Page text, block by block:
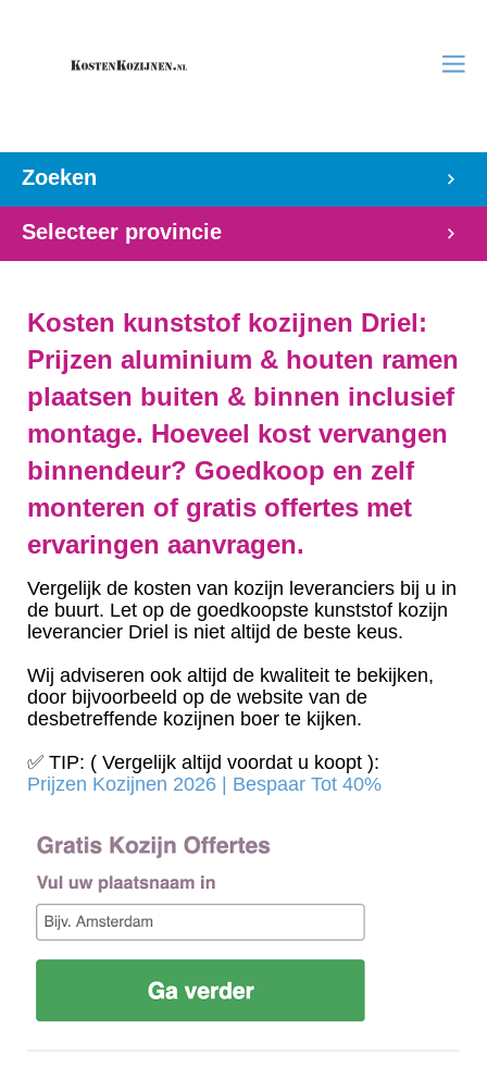
Zoeken
Selecteer provincie
Kosten kunststof kozijnen Driel:
Prijzen aluminium & houten ramen
plaatsen buiten & binnen inclusief
montage. Hoeveel kost vervangen
binnendeur? Goedkoop en zelf
monteren of gratis offertes met
ervaringen aanvragen.
Vergelijk de kosten van kozijn leveranciers bij u in
de buurt. Let op de goedkoopste kunststof kozijn
leverancier Driel is niet altijd de beste keus.
Wij adviseren ook altijd de kwaliteit te bekijken,
door bijvoorbeeld op de website van de
desbetreffende kozijnen boer te kijken.
✅ TIP: ( Vergelijk altijd voordat u koopt ):
Prijzen Kozijnen 2026 | Bespaar Tot 40%‎